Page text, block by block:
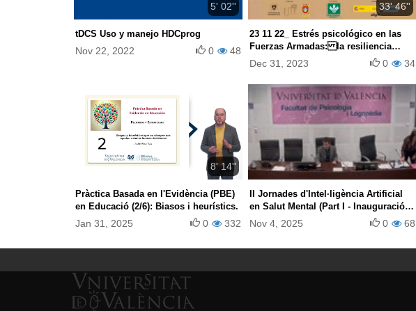
5' 02''
tDCS Uso y manejo HDCprog
Nov 22, 2022 48
0
33' 46''
23 11 22_ Estrés psicológico en las
Fuerzas Armadas: la resiliencia
como fortaleza y estrategia de
recuperación
Dec 31, 2023 34
0
8' 14''
Pràctica Basada en l'Evidència (PBE)
en Educació (2/6): Biasos i heurístics.
Jan 31, 2025 332
0
II Jornades d'Intel·ligència Artificial
en Salut Mental (Part I - Inauguració i
Taula 1)
Nov 4, 2025 68
0